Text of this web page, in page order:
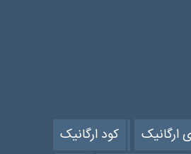
ارگانیک کود ارگانیک